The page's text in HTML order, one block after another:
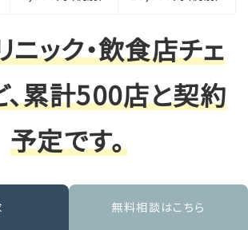
無料相談はこちら
ニック・飲食店チェ
、累計500店と契約
予定です。